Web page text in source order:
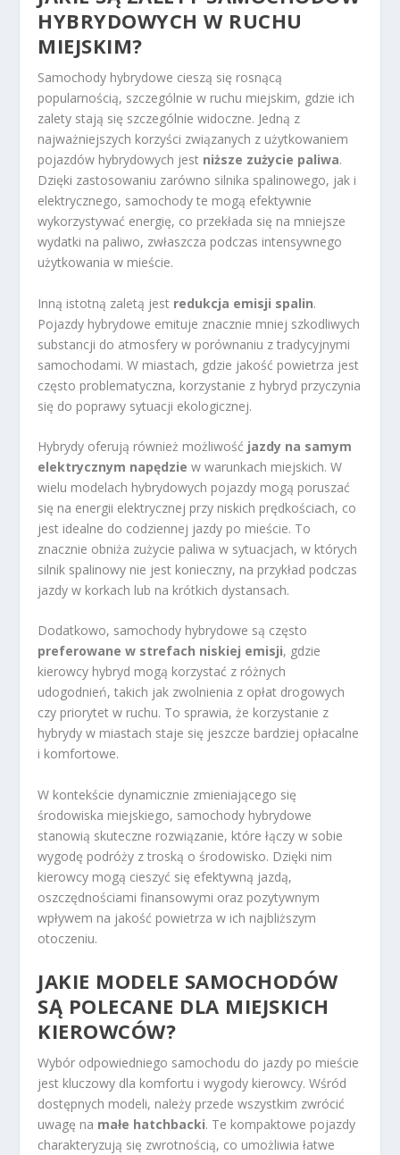
HYBRYDOWYCH W RUCHU
MIEJSKIM?
Samochody hybrydowe cieszą się rosnącą
popularnością, szczególnie w ruchu miejskim, gdzie ich
zalety stają się szczególnie widoczne. Jedną z
najważniejszych korzyści związanych z użytkowaniem
pojazdów hybrydowych jest niższe zużycie paliwa.
Dzięki zastosowaniu zarówno silnika spalinowego, jak i
elektrycznego, samochody te mogą efektywnie
wykorzystywać energię, co przekłada się na mniejsze
wydatki na paliwo, zwłaszcza podczas intensywnego
użytkowania w mieście.
Inną istotną zaletą jest redukcja emisji spalin.
Pojazdy hybrydowe emituje znacznie mniej szkodliwych
substancji do atmosfery w porównaniu z tradycyjnymi
samochodami. W miastach, gdzie jakość powietrza jest
często problematyczna, korzystanie z hybryd przyczynia
się do poprawy sytuacji ekologicznej.
Hybrydy oferują również możliwość jazdy na samym
elektrycznym napędzie w warunkach miejskich. W
wielu modelach hybrydowych pojazdy mogą poruszać
się na energii elektrycznej przy niskich prędkościach, co
jest idealne do codziennej jazdy po mieście. To
znacznie obniża zużycie paliwa w sytuacjach, w których
silnik spalinowy nie jest konieczny, na przykład podczas
jazdy w korkach lub na krótkich dystansach.
Dodatkowo, samochody hybrydowe są często
preferowane w strefach niskiej emisji, gdzie
kierowcy hybryd mogą korzystać z różnych
udogodnień, takich jak zwolnienia z opłat drogowych
czy priorytet w ruchu. To sprawia, że korzystanie z
hybrydy w miastach staje się jeszcze bardziej opłacalne
i komfortowe.
W kontekście dynamicznie zmieniającego się
środowiska miejskiego, samochody hybrydowe
stanowią skuteczne rozwiązanie, które łączy w sobie
wygodę podróży z troską o środowisko. Dzięki nim
kierowcy mogą cieszyć się efektywną jazdą,
oszczędnościami finansowymi oraz pozytywnym
wpływem na jakość powietrza w ich najbliższym
otoczeniu.
JAKIE MODELE SAMOCHODÓW
SĄ POLECANE DLA MIEJSKICH
KIEROWCÓW?
Wybór odpowiedniego samochodu do jazdy po mieście
jest kluczowy dla komfortu i wygody kierowcy. Wśród
dostępnych modeli, należy przede wszystkim zwrócić
uwagę na małe hatchbacki. Te kompaktowe pojazdy
charakteryzują się zwrotnością, co umożliwia łatwe